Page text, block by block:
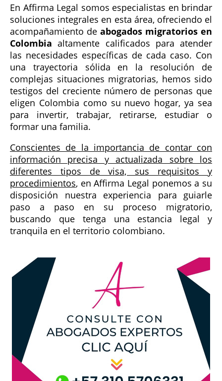
En Affirma Legal somos especialistas en brindar
soluciones integrales en esta área, ofreciendo el
acompañamiento de abogados migratorios en
Colombia altamente calificados para atender
las necesidades específicas de cada caso. Con
una trayectoria sólida en la resolución de
complejas situaciones migratorias, hemos sido
testigos del creciente número de personas que
eligen Colombia como su nuevo hogar, ya sea
para invertir, trabajar, retirarse, estudiar o
formar una familia.
Conscientes de la importancia de contar con
información precisa y actualizada sobre los
diferentes tipos de visa, sus requisitos y
procedimientos, en Affirma Legal ponemos a su
disposición nuestra experiencia para guiarle
paso a paso en su proceso migratorio,
buscando que tenga una estancia legal y
tranquila en el territorio colombiano.